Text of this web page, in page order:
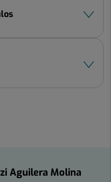
Aguilera Molina